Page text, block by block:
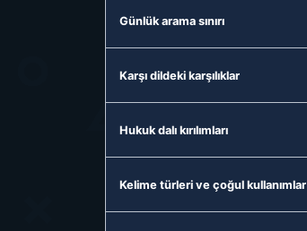
Günlük arama sınırı
Karşı dildeki karşılıklar
Hukuk dalı kırılımları
Kelime türleri ve çoğul kullanımlar